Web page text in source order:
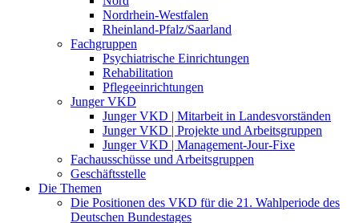
Nordrhein-Westfalen
Rheinland-Pfalz/Saarland
Fachgruppen
Psychiatrische Einrichtungen
Rehabilitation
Pflegeeinrichtungen
Junger VKD
Junger VKD | Mitarbeit in Landesvorständen
Junger VKD | Projekte und Arbeitsgruppen
Junger VKD | Management-Jour-Fixe
Fachausschüsse und Arbeitsgruppen
Geschäftsstelle
Die Themen
Die Positionen des VKD für die 21. Wahlperiode des
Deutschen Bundestages